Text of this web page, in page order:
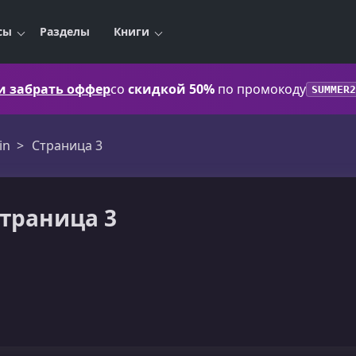
Разделы Книги
забрать офферсо скидкой 50% по промокоду
Страница 3
3